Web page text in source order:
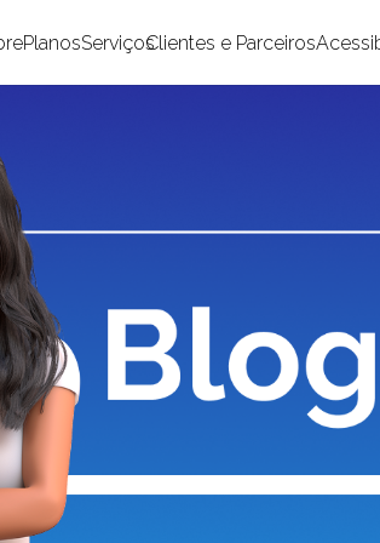
PlanosServiçosClientes e Parceiros